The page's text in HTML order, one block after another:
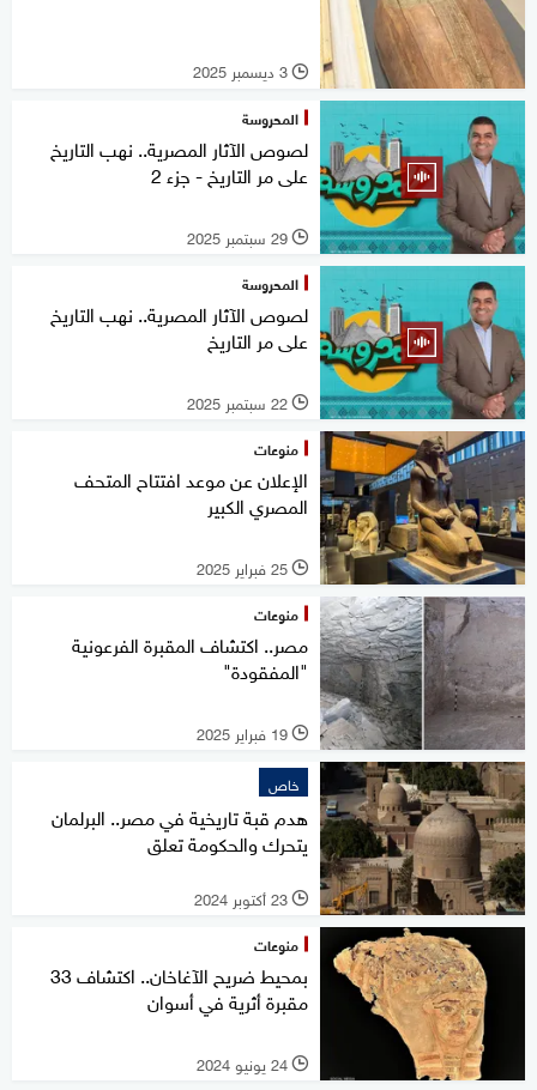
l 3 ديسمبر 2025
المحروسة
لصوص الآثار المصرية.. نهب التاريخ
على مر التاريخ - جزء 2
l 29 سبتمبر 2025
المحروسة
لصوص الآثار المصرية.. نهب التاريخ
على مر التاريخ
l 22 سبتمبر 2025
منوعات
الإعلان عن موعد افتتاح المتحف
المصري الكبير
l 25 فبراير 2025
منوعات
مصر.. اكتشاف المقبرة الفرعونية
"المفقودة"
l 19 فبراير 2025
خاص
هدم قبة تاريخية في مصر.. البرلمان
يتحرك والحكومة تعلق
l 23 أكتوبر 2024
منوعات
بمحيط ضريح الآغاخان.. اكتشاف 33
مقبرة أثرية في أسوان
l 24 يونيو 2024